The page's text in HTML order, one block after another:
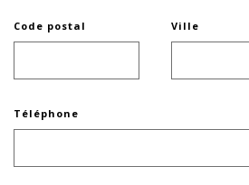
Code postal Ville
Téléphone